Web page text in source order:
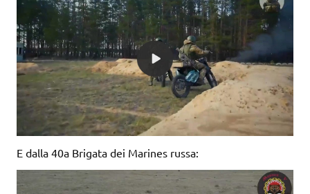
E dalla 40a Brigata dei Marines russa: